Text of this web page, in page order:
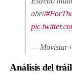
abril
—
Análisis del